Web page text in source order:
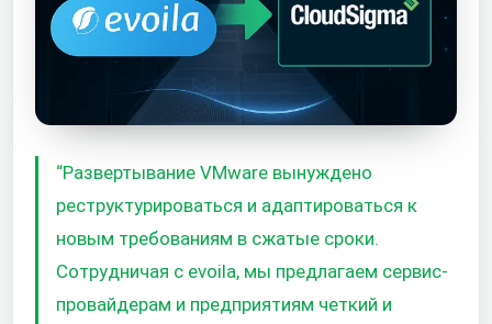
“Развертывание VMware вынуждено
реструктурироваться и адаптироваться к
новым требованиям в сжатые сроки.
Сотрудничая с evoila, мы предлагаем сервис-
провайдерам и предприятиям четкий и